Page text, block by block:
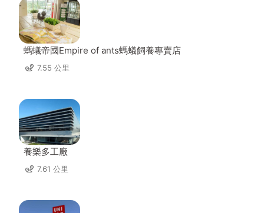
螞蟻帝國Empire of ants螞蟻飼養專賣店
7.55 公里
養樂多工廠
7.61 公里